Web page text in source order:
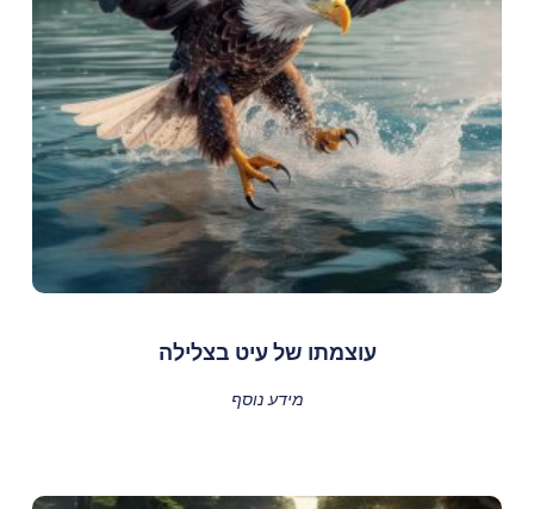
עוצמתו של עיט בצלילה
מידע נוסף